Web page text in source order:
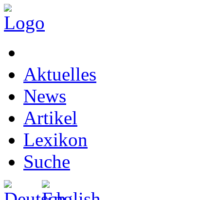
Aktuelles
News
Artikel
Lexikon
Suche